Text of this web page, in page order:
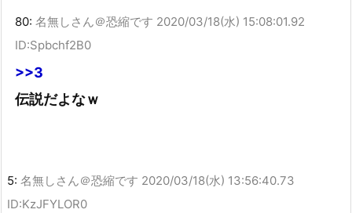
80: 名無しさん＠恐縮です 2020/03/18(水) 15:08:01.92
ID:Spbchf2B0
>>3
伝説だよなｗ
5: 名無しさん＠恐縮です 2020/03/18(水) 13:56:40.73
ID:KzJFYLOR0